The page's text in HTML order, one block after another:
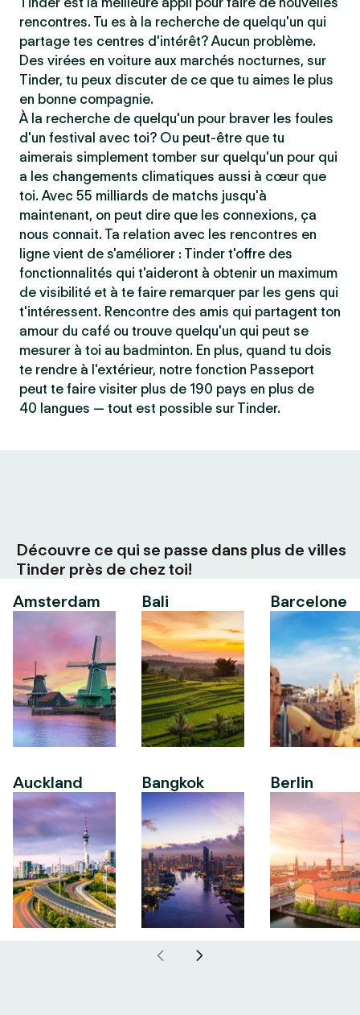
rencontres. Tu es à la recherche de quelqu'un qui
partage tes centres d'intérêt? Aucun problème.
Des virées en voiture aux marchés nocturnes, sur
Tinder, tu peux discuter de ce que tu aimes le plus
en bonne compagnie.
À la recherche de quelqu'un pour braver les foules
d'un festival avec toi? Ou peut-être que tu
aimerais simplement tomber sur quelqu'un pour qui
a les changements climatiques aussi à cœur que
toi. Avec 55 milliards de matchs jusqu'à
maintenant, on peut dire que les connexions, ça
nous connait. Ta relation avec les rencontres en
ligne vient de s'améliorer : Tinder t'offre des
fonctionnalités qui t'aideront à obtenir un maximum
de visibilité et à te faire remarquer par les gens qui
t'intéressent. Rencontre des amis qui partagent ton
amour du café ou trouve quelqu'un qui peut se
mesurer à toi au badminton. En plus, quand tu dois
te rendre à l'extérieur, notre fonction Passeport
peut te faire visiter plus de 190 pays en plus de
40 langues — tout est possible sur Tinder.
Découvre ce qui se passe dans plus de villes
Tinder près de chez toi!
Amsterdam
Auckland
Bali
Bangkok
Barcelone
Berlin